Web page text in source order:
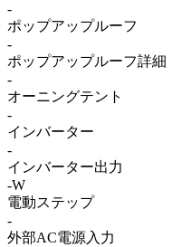
-
ポップアップルーフ
-
ポップアップルーフ詳細
-
オーニングテント
-
インバーター
-
インバーター出力
-W
電動ステップ
-
外部AC電源入力